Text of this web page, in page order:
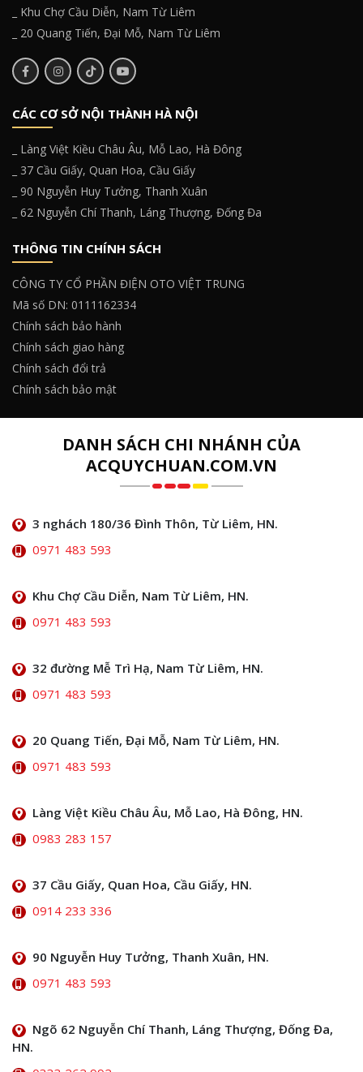
_ Khu Chợ Cầu Diễn, Nam Từ Liêm
_ 20 Quang Tiến, Đại Mỗ, Nam Từ Liêm
CÁC CƠ SỞ NỘI THÀNH HÀ NỘI
_ Làng Việt Kiều Châu Âu, Mỗ Lao, Hà Đông
_ 37 Cầu Giấy, Quan Hoa, Cầu Giấy
_ 90 Nguyễn Huy Tưởng, Thanh Xuân
_ 62 Nguyễn Chí Thanh, Láng Thượng, Đống Đa
THÔNG TIN CHÍNH SÁCH
CÔNG TY CỔ PHẦN ĐIỆN OTO VIỆT TRUNG
Mã số DN: 0111162334
Chính sách bảo hành
Chính sách giao hàng
Chính sách đổi trả
Chính sách bảo mật
DANH SÁCH CHI NHÁNH CỦA
ACQUYCHUAN.COM.VN
3 nghách 180/36 Đình Thôn, Từ Liêm, HN.
0971 483 593
Khu Chợ Cầu Diễn, Nam Từ Liêm, HN.
0971 483 593
32 đường Mễ Trì Hạ, Nam Từ Liêm, HN.
0971 483 593
20 Quang Tiến, Đại Mỗ, Nam Từ Liêm, HN.
0971 483 593
Làng Việt Kiều Châu Âu, Mỗ Lao, Hà Đông, HN.
0983 283 157
37 Cầu Giấy, Quan Hoa, Cầu Giấy, HN.
0914 233 336
90 Nguyễn Huy Tưởng, Thanh Xuân, HN.
0971 483 593
Ngõ 62 Nguyễn Chí Thanh, Láng Thượng, Đống Đa,
HN.